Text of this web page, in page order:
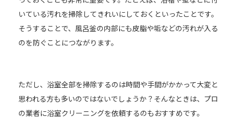
いている汚れを掃除してきれいにしておくといったことです。
そうすることで、風呂釜の内部にも皮脂や垢などの汚れが入る
のを防ぐことにつながります。
ただし、浴室全部を掃除するのは時間や手間がかかって大変と
思われる方も多いのではないでしょうか？そんなときは、プロ
の業者に浴室クリーニングを依頼するのもおすすめです。